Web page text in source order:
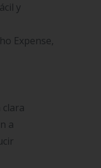
y
Expense,
a